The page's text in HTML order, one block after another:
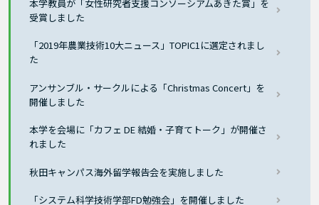
本学教員が「女性研究者支援コンソーシアムあきた賞」を
受賞しました
「2019年農業技術10大ニュース」TOPIC1に選定されまし
た
アンサンブル・サークルによる「Christmas Concert」を
開催しました
本学を会場に「カフェ DE 結婚・子育てトーク」が開催さ
れました
秋田キャンパス海外留学報告会を実施しました
「システム科学技術学部FD勉強会」を開催しました